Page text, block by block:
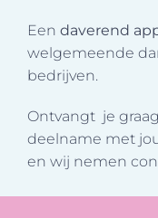
Een daverend
welgemeende
bedrijven.
Ontvangt je
deelname met
en wij nemen